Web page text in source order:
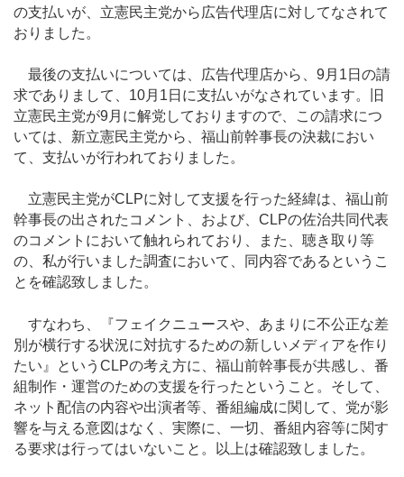
の支払いが、立憲民主党から広告代理店に対してなされて
おりました。
最後の支払いについては、広告代理店から、9月1日の請
求でありまして、10月1日に支払いがなされています。旧
立憲民主党が9月に解党しておりますので、この請求につ
いては、新立憲民主党から、福山前幹事長の決裁におい
て、支払いが行われておりました。
立憲民主党がCLPに対して支援を行った経緯は、福山前
幹事長の出されたコメント、および、CLPの佐治共同代表
のコメントにおいて触れられており、また、聴き取り等
の、私が行いました調査において、同内容であるというこ
とを確認致しました。
すなわち、『フェイクニュースや、あまりに不公正な差
別が横行する状況に対抗するための新しいメディアを作り
たい』というCLPの考え方に、福山前幹事長が共感し、番
組制作・運営のための支援を行ったということ。そして、
ネット配信の内容や出演者等、番組編成に関して、党が影
響を与える意図はなく、実際に、一切、番組内容等に関す
る要求は行ってはいないこと。以上は確認致しました。